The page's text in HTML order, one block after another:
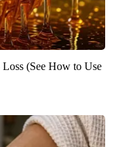
(See How to Use